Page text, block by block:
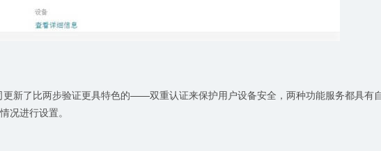
更新了比两步验证更具特色的——双重认证来保护用户设备安全，两种功能服务都具有
况进行设置。